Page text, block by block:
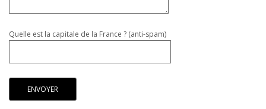
Quelle est la capitale de la France ? (anti-spam)